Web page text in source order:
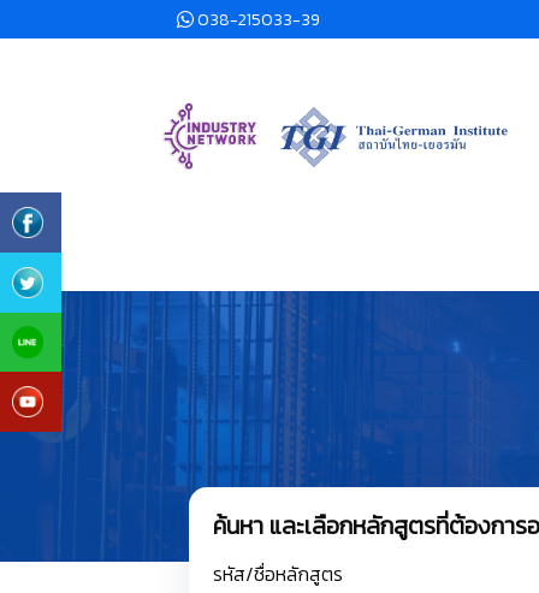
038-215033-39
ค้นหา และเลือกหลักสูตรที่ต้องการ
รหัส/ชื่อหลักสูตร